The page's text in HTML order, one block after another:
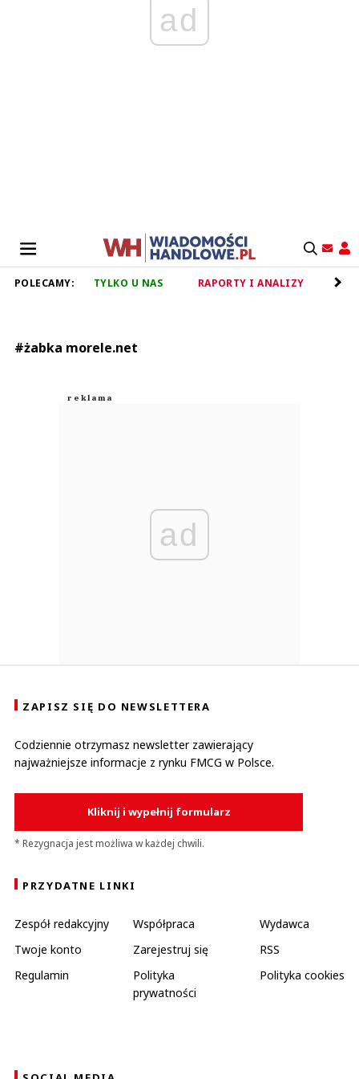
ad
POLECAMY: TYLKO U NAS RAPORTY I ANALIZY
#żabka morele.net
ad
ZAPISZ SIĘ DO NEWSLETTERA
Codziennie otrzymasz newsletter zawierający
najważniejsze informacje z rynku FMCG w Polsce.
Kliknij i wypełnij formularz
* Rezygnacja jest możliwa w każdej chwili.
PRZYDATNE LINKI
Zespół redakcyjny Współpraca
Wydawca
Twoje konto
Zarejestruj się
RSS
Regulamin
Polityka
prywatności
Polityka cookies